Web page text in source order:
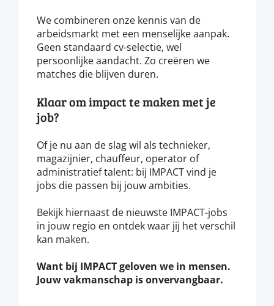
We combineren onze kennis van de
arbeidsmarkt met een menselijke aanpak.
Geen standaard cv-selectie, wel
persoonlijke aandacht. Zo creëren we
matches die blijven duren.
Klaar om impact te maken met je
job?
Of je nu aan de slag wil als technieker,
magazijnier, chauffeur, operator of
administratief talent: bij IMPACT vind je
jobs die passen bij jouw ambities.
Bekijk hiernaast de nieuwste IMPACT-jobs
in jouw regio en ontdek waar jij het verschil
kan maken.
Want bij IMPACT geloven we in mensen.
Jouw vakmanschap is onvervangbaar.